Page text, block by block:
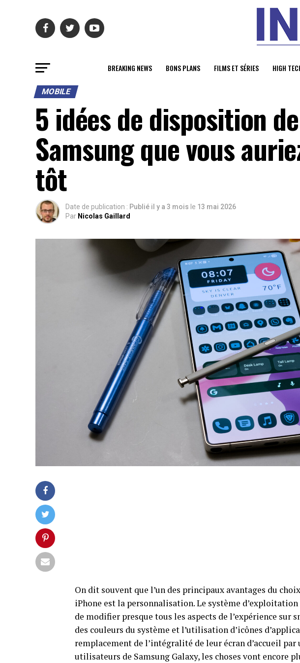
BREAKING NEWS BONS PLANS FILMS ET SÉRIES HIGH
MOBILE
5 idées de disposition
Samsung que vous
tôt
Date de publication : Publié il y a 3 mois le 13 mai 2026
Par Nicolas Gaillard
On dit souvent que l’un des principaux avantages du
iPhone est la personnalisation. Le système
de modifier presque tous les aspects de l’expérience
des couleurs du système et l’utilisation d’icônes
remplacement de l’intégralité de leur écran d’accueil
utilisateurs de Samsung Galaxy, les choses vont encore